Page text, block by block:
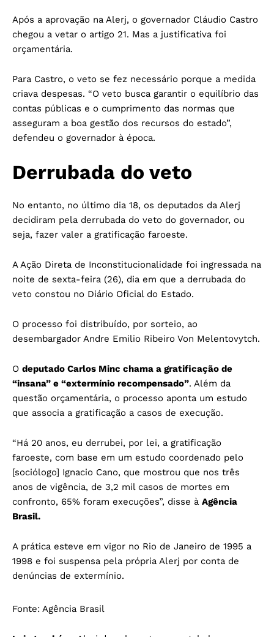
Após a aprovação na Alerj, o governador Cláudio Castro
chegou a vetar o artigo 21. Mas a justificativa foi
orçamentária.
Para Castro, o veto se fez necessário porque a medida
criava despesas. “O veto busca garantir o equilíbrio das
contas públicas e o cumprimento das normas que
asseguram a boa gestão dos recursos do estado”,
defendeu o governador à época.
Derrubada do veto
No entanto, no último dia 18, os deputados da Alerj
decidiram pela derrubada do veto do governador, ou
seja, fazer valer a gratificação faroeste.
A Ação Direta de Inconstitucionalidade foi ingressada na
noite de sexta-feira (26), dia em que a derrubada do
veto constou no Diário Oficial do Estado.
O processo foi distribuído, por sorteio, ao
desembargador Andre Emilio Ribeiro Von Melentovytch.
O deputado Carlos Minc chama a gratificação de
“insana” e “extermínio recompensado”. Além da
questão orçamentária, o processo aponta um estudo
que associa a gratificação a casos de execução.
“Há 20 anos, eu derrubei, por lei, a gratificação
faroeste, com base em um estudo coordenado pelo
[sociólogo] Ignacio Cano, que mostrou que nos três
anos de vigência, de 3,2 mil casos de mortes em
confronto, 65% foram execuções”, disse à Agência
Brasil.
A prática esteve em vigor no Rio de Janeiro de 1995 a
1998 e foi suspensa pela própria Alerj por conta de
denúncias de extermínio.
Fonte: Agência Brasil